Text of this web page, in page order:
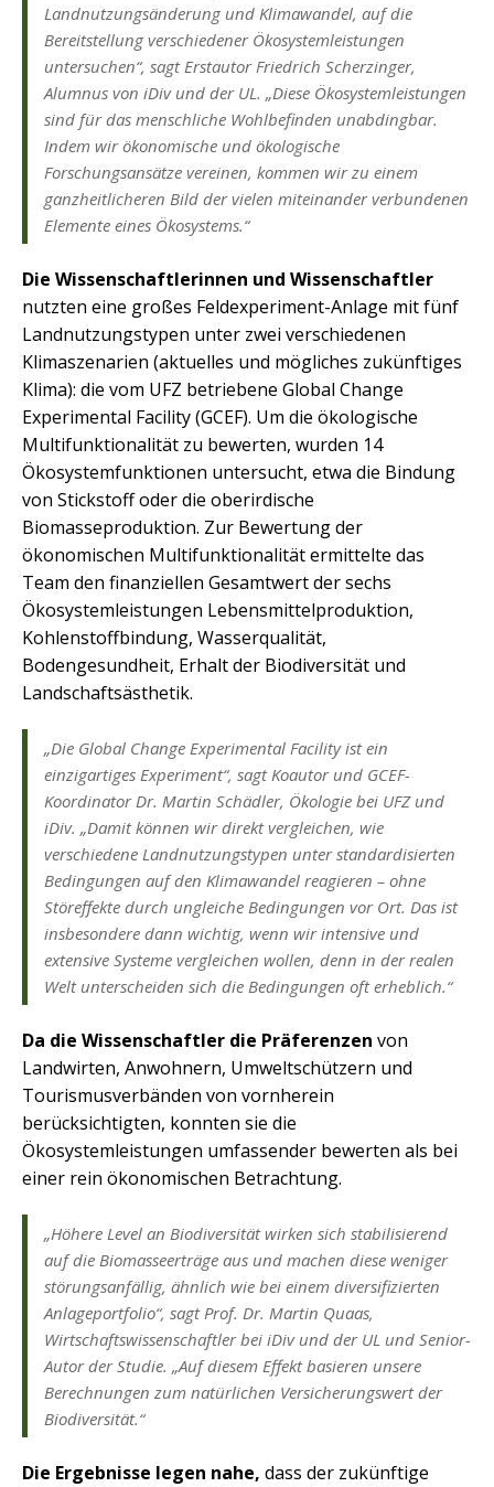
Landnutzungsänderung und Klimawandel, auf die
Bereitstellung verschiedener Ökosystemleistungen
untersuchen“, sagt Erstautor Friedrich Scherzinger,
Alumnus von iDiv und der UL. „Diese Ökosystemleistungen
sind für das menschliche Wohlbefinden unabdingbar.
Indem wir ökonomische und ökologische
Forschungsansätze vereinen, kommen wir zu einem
ganzheitlicheren Bild der vielen miteinander verbundenen
Elemente eines Ökosystems.“
Die Wissenschaftlerinnen und Wissenschaftler
nutzten eine großes Feldexperiment-Anlage mit fünf
Landnutzungstypen unter zwei verschiedenen
Klimaszenarien (aktuelles und mögliches zukünftiges
Klima): die vom UFZ betriebene Global Change
Experimental Facility (GCEF). Um die ökologische
Multifunktionalität zu bewerten, wurden 14
Ökosystemfunktionen untersucht, etwa die Bindung
von Stickstoff oder die oberirdische
Biomasseproduktion. Zur Bewertung der
ökonomischen Multifunktionalität ermittelte das
Team den finanziellen Gesamtwert der sechs
Ökosystemleistungen Lebensmittelproduktion,
Kohlenstoffbindung, Wasserqualität,
Bodengesundheit, Erhalt der Biodiversität und
Landschaftsästhetik.
„Die Global Change Experimental Facility ist ein
einzigartiges Experiment“, sagt Koautor und GCEF-
Koordinator Dr. Martin Schädler, Ökologie bei UFZ und
iDiv. „Damit können wir direkt vergleichen, wie
verschiedene Landnutzungstypen unter standardisierten
Bedingungen auf den Klimawandel reagieren – ohne
Störeffekte durch ungleiche Bedingungen vor Ort. Das ist
insbesondere dann wichtig, wenn wir intensive und
extensive Systeme vergleichen wollen, denn in der realen
Welt unterscheiden sich die Bedingungen oft erheblich.“
Da die Wissenschaftler die Präferenzen von
Landwirten, Anwohnern, Umweltschützern und
Tourismusverbänden von vornherein
berücksichtigten, konnten sie die
Ökosystemleistungen umfassender bewerten als bei
einer rein ökonomischen Betrachtung.
„Höhere Level an Biodiversität wirken sich stabilisierend
auf die Biomasseerträge aus und machen diese weniger
störungsanfällig, ähnlich wie bei einem diversifizierten
Anlageportfolio“, sagt Prof. Dr. Martin Quaas,
Wirtschaftswissenschaftler bei iDiv und der UL und Senior-
Autor der Studie. „Auf diesem Effekt basieren unsere
Berechnungen zum natürlichen Versicherungswert der
Biodiversität.“
Die Ergebnisse legen nahe, dass der zukünftige